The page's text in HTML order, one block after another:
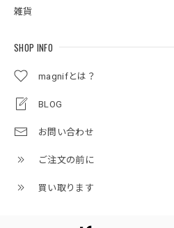
雑貨
SHOP INFO
magnifとは？
BLOG
お問い合わせ
ご注文の前に
買い取ります